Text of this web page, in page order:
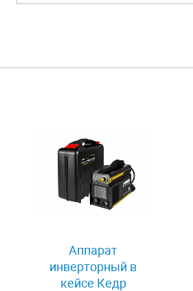
Аппарат
инверторный в
кейсе Кедр